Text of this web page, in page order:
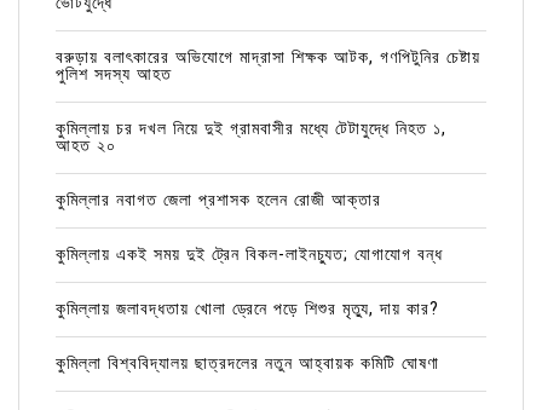
বরুড়ায় বলাৎকারের অভিযোগে মাদ্রাসা শিক্ষক আটক, গণপিটুনির চেষ্টায়
পুলিশ সদস্য আহত
কুমিল্লায় চর দখল নিয়ে দুই গ্রামবাসীর মধ্যে টেটাযুদ্ধে নিহত ১,
আহত ২০
কুমিল্লার নবাগত জেলা প্রশাসক হলেন রোজী আক্তার
কুমিল্লায় একই সময় দুই ট্রেন বিকল-লাইনচ্যুত; যোগাযোগ বন্ধ
কুমিল্লায় জলাবদ্ধতায় খোলা ড্রেনে পড়ে শিশুর মৃত্যু, দায় কার?
কুমিল্লা বিশ্ববিদ্যালয় ছাত্রদলের নতুন আহ্বায়ক কমিটি ঘোষণা